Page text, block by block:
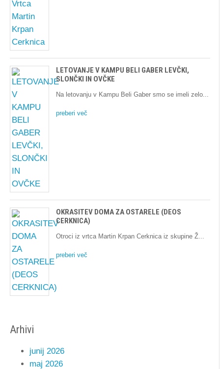
LETOVANJE V KAMPU BELI GABER LEVČKI,
SLONČKI IN OVČKE
Na letovanju v Kampu Beli Gaber smo se imeli zelo
preberi več
OKRASITEV DOMA ZA OSTARELE (DEOS
CERKNICA)
Otroci iz vrtca Martin Krpan Cerknica iz skupine Ž
preberi več
Arhivi
junij 2026
maj 2026